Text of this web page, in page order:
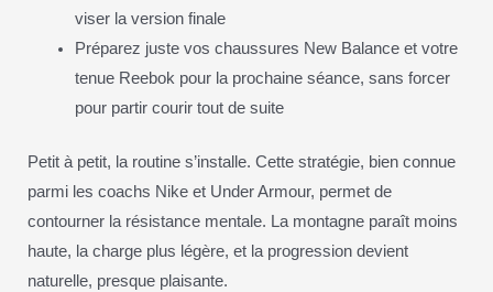
viser la version finale
Préparez juste vos chaussures New Balance et votre
tenue Reebok pour la prochaine séance, sans forcer
pour partir courir tout de suite
Petit à petit, la routine s’installe. Cette stratégie, bien connue
parmi les coachs Nike et Under Armour, permet de
contourner la résistance mentale. La montagne paraît moins
haute, la charge plus légère, et la progression devient
naturelle, presque plaisante.